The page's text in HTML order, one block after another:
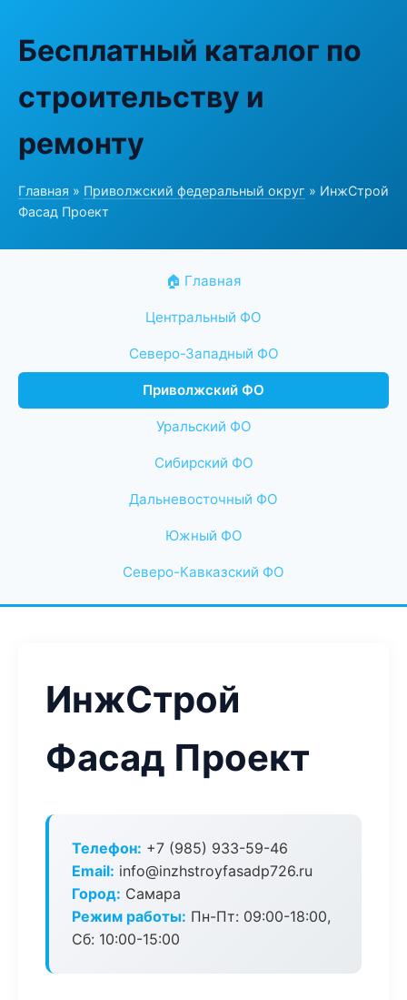
Бесплатный каталог по
строительству и
ремонту
Главная » Приволжский федеральный округ » ИнжСтрой
Фасад Проект
🏠 Главная
Центральный ФО
Северо-Западный ФО
Приволжский ФО
Уральский ФО
Сибирский ФО
Дальневосточный ФО
Южный ФО
Северо-Кавказский ФО
ИнжСтрой
Фасад Проект
Телефон: +7 (985) 933-59-46
Email: info@inzhstroyfasadp726.ru
Город: Самара
Режим работы: Пн-Пт: 09:00-18:00,
Сб: 10:00-15:00